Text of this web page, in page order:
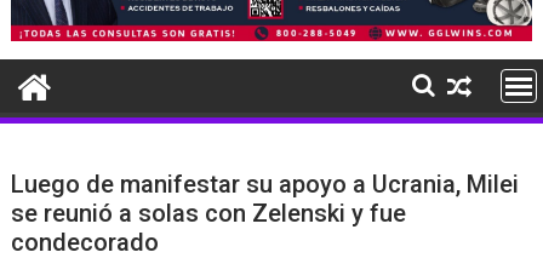
Luego de manifestar su apoyo a Ucrania, Milei
se reunió a solas con Zelenski y fue
condecorado